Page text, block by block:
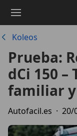
principal
Koleos
Prueba:
dCi 150 –
familiar
Autofacil.es · 20/